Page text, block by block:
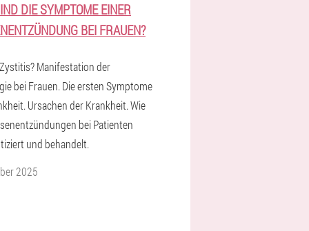
DIE SYMPTOME EINER
BEI FRAUEN?
Manifestation der
bei Frauen. Die ersten Symptome
Ursachen der Krankheit. Wie
bei Patienten
und behandelt.
2025